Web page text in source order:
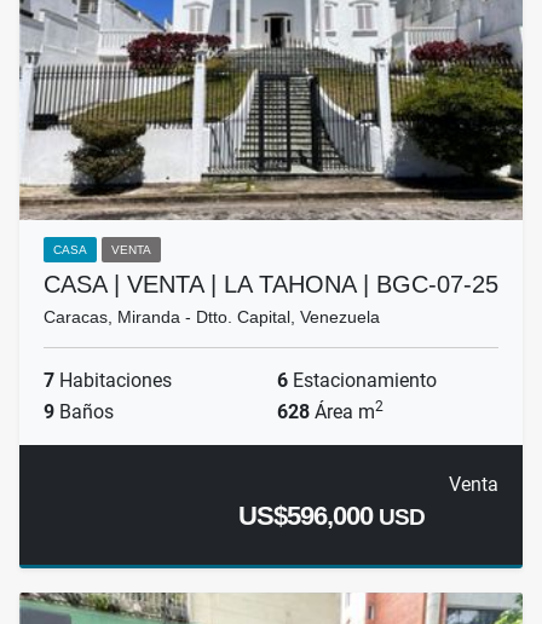
CASA VENTA
CASA | VENTA | LA TAHONA | BGC-07-25
Caracas, Miranda - Dtto. Capital, Venezuela
7 Habitaciones 6 Estacionamiento
9 Baños 628 Área m2
Venta
US$596,000 USD